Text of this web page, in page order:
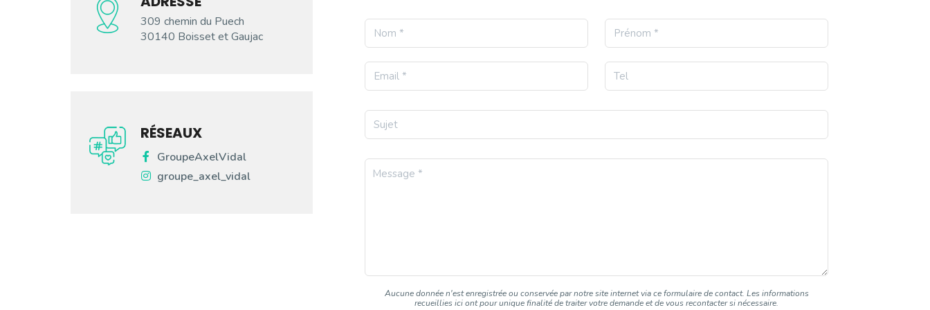
309 chemin du Puech
30140 Boisset et Gaujac
RÉSEAUX
GroupeAxelVidal
groupe_axel_vidal
Aucune donnée n'est enregistrée ou conservée par notre site internet via ce formulaire de contact. Les informations
recueillies ici ont pour unique finalité de traiter votre demande et de vous recontacter si nécessaire.